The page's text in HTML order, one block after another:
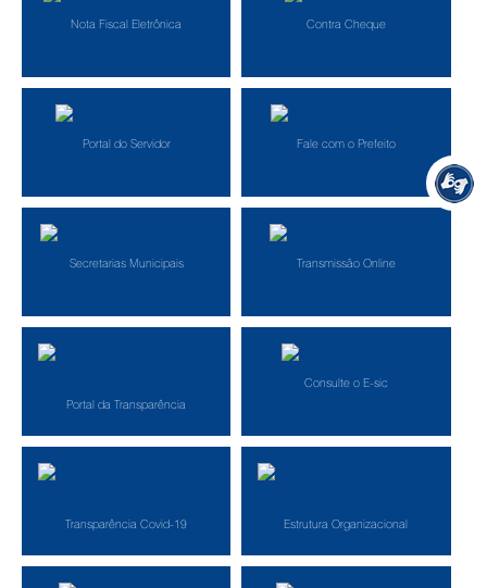
Nota Fiscal Eletrônica Contra Cheque
Portal do Servidor Fale com o Prefeito
Secretarias Municipais Transmissão Online
Portal da Transparência
Consulte o E-sic
Transparência Covid-19 Estrutura Organizacional